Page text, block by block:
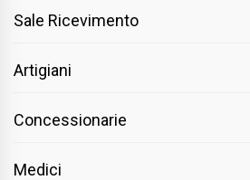
Sale Ricevimento
Artigiani
Concessionarie
Medici